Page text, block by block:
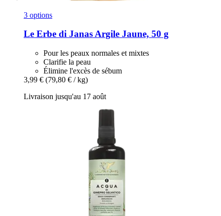
3 options
Le Erbe di JanasArgile Jaune, 50 g
Pour les peaux normales et mixtes
Clarifie la peau
Élimine l'excès de sébum
3,99 € (79,80 € / kg)
Livraison jusqu'au 17 août